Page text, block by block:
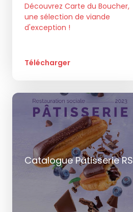
Découvrez Carte du Boucher,
une sélection de viande
d'exception !
Télécharger
Catalogue Pâtisserie RS